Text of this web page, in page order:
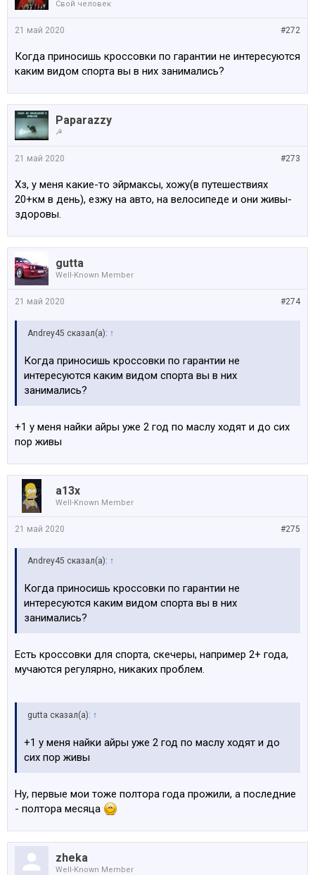
Свой человек
#272
21 май 2020
Когда приносишь кроссовки по гарантии не интересуются
каким видом спорта вы в них занимались?
Paparazzy
☭
#273
21 май 2020
Хз, у меня какие-то эйрмаксы, хожу(в путешествиях
20+км в день), езжу на авто, на велосипеде и они живы-
здоровы.
gutta
Well-Known Member
#274
21 май 2020
Andrey45 сказал(а): ↑
Когда приносишь кроссовки по гарантии не
интересуются каким видом спорта вы в них
занимались?
+1 у меня найки айры уже 2 год по маслу ходят и до сих
пор живы
a13x
Well-Known Member
#275
21 май 2020
Andrey45 сказал(а): ↑
Когда приносишь кроссовки по гарантии не
интересуются каким видом спорта вы в них
занимались?
Есть кроссовки для спорта, скечеры, например 2+ года,
мучаются регулярно, никаких проблем.
gutta сказал(а): ↑
+1 у меня найки айры уже 2 год по маслу ходят и до
сих пор живы
Ну, первые мои тоже полтора года прожили, а последние
- полтора месяца
zheka
Well-Known Member